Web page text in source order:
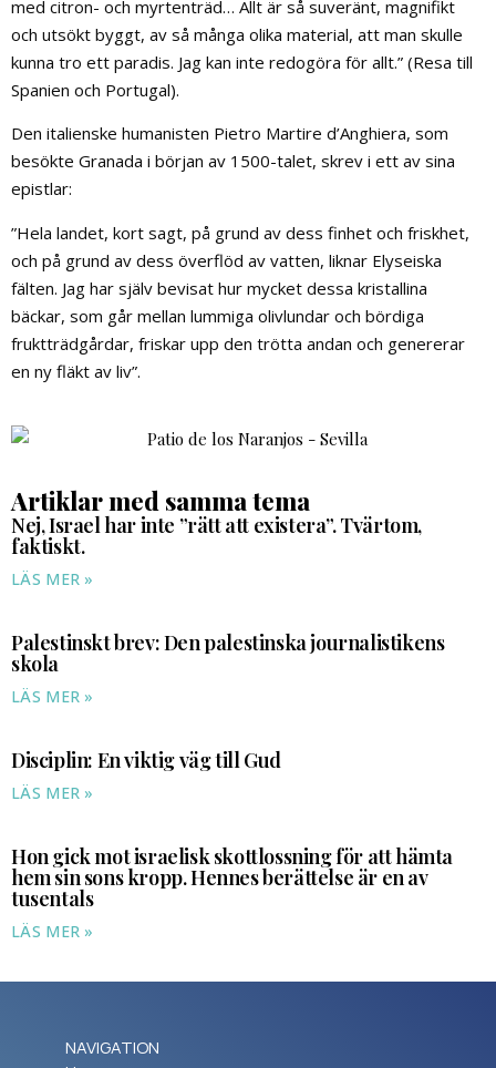
med citron- och myrtenträd… Allt är så suveränt, magnifikt
och utsökt byggt, av så många olika material, att man skulle
kunna tro ett paradis. Jag kan inte redogöra för allt.” (Resa till
Spanien och Portugal).
Den italienske humanisten Pietro Martire d’Anghiera, som
besökte Granada i början av 1500-talet, skrev i ett av sina
epistlar:
”Hela landet, kort sagt, på grund av dess finhet och friskhet,
och på grund av dess överflöd av vatten, liknar Elyseiska
fälten. Jag har själv bevisat hur mycket dessa kristallina
bäckar, som går mellan lummiga olivlundar och bördiga
fruktträdgårdar, friskar upp den trötta andan och genererar
en ny fläkt av liv”.
Artiklar med samma tema
Nej, Israel har inte ”rätt att existera”. Tvärtom,
faktiskt.
LÄS MER »
Palestinskt brev: Den palestinska journalistikens
skola
LÄS MER »
Disciplin: En viktig väg till Gud
LÄS MER »
Hon gick mot israelisk skottlossning för att hämta
hem sin sons kropp. Hennes berättelse är en av
tusentals
LÄS MER »
NAVIGATION